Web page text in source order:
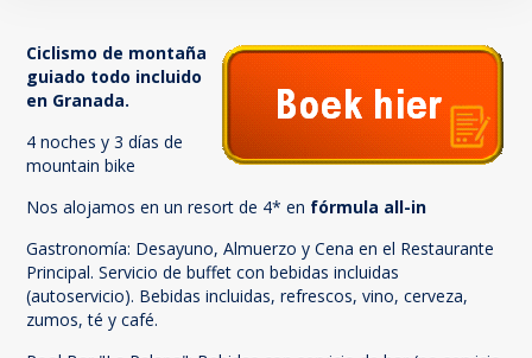
Ciclismo de montaña
guiado todo incluido
en Granada.
4 noches y 3 días de
mountain bike
Nos alojamos en un resort de 4* en fórmula all-in
Gastronomía: Desayuno, Almuerzo y Cena en el Restaurante
Principal. Servicio de buffet con bebidas incluidas
(autoservicio). Bebidas incluidas, refrescos, vino, cerveza,
zumos, té y café.